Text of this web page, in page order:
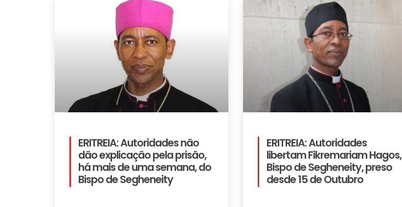
ERITREIA: Autoridades não
dão explicação pela prisão,
há mais de uma semana, do
Bispo de Segheneity
ERITREIA: Autoridades
libertam Fikremariam Hagos,
Bispo de Segheneity, preso
desde 15 de Outubro